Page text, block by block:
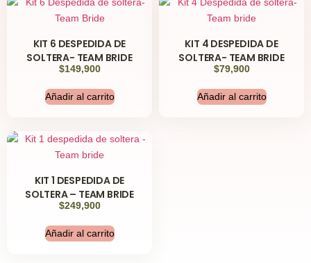
KIT 6 DESPEDIDA DE
SOLTERA- TEAM BRIDE
$149,900
Añadir al carrito
KIT 4 DESPEDIDA DE
SOLTERA- TEAM BRIDE
$79,900
Añadir al carrito
KIT 1 DESPEDIDA DE
SOLTERA – TEAM BRIDE
$249,900
Añadir al carrito